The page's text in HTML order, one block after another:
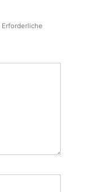
Erforderliche